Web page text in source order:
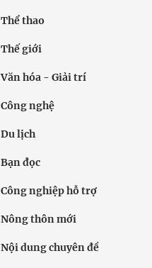
Thể thao
Thế giới
Văn hóa - Giải trí
Công nghệ
Du lịch
Bạn đọc
Công nghiệp hỗ trợ
Nông thôn mới
Nội dung chuyên đề